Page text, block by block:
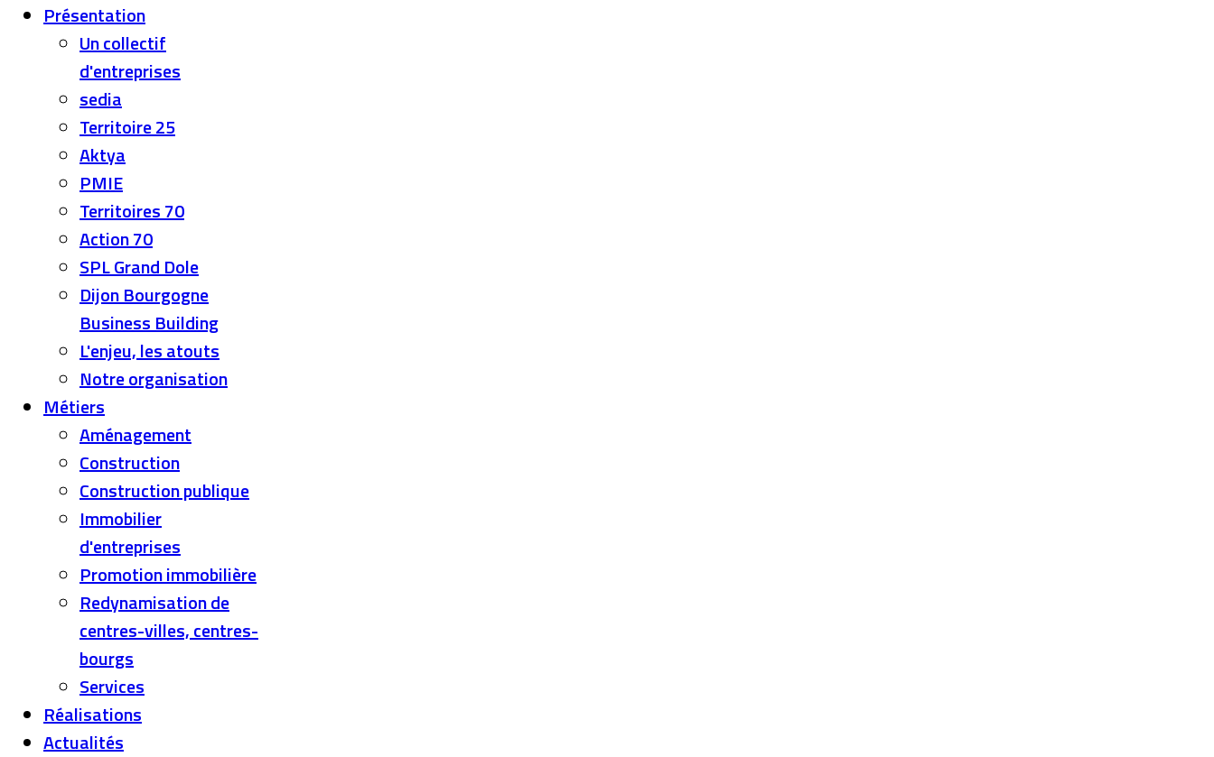
Présentation
Un collectif
d'entreprises
sedia
Territoire 25
Aktya
PMIE
Territoires 70
Action 70
SPL Grand Dole
Dijon Bourgogne
Business Building
L'enjeu, les atouts
Notre organisation
Métiers
Aménagement
Construction
Construction publique
Immobilier
d'entreprises
Promotion immobilière
Redynamisation de
centres-villes, centres-
bourgs
Services
Réalisations
Actualités